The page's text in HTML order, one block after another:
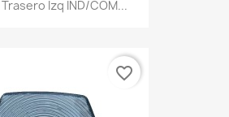
Izq IND/COM...
favorite_border